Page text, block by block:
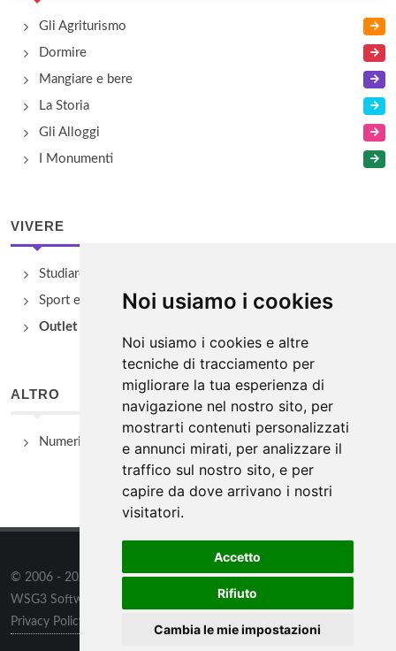
Noi usiamo i cookies
Noi usiamo i cookies e altre
tecniche di tracciamento per
migliorare la tua esperienza di
navigazione nel nostro sito, per
mostrarti contenuti personalizzati
e annunci mirati, per analizzare il
traffico sul nostro sito, e per
capire da dove arrivano i nostri
visitatori.
Accetto
Rifiuto
Cambia le mie impostazioni
Gli Agriturismo
Dormire
Mangiare e bere
La Storia
Gli Alloggi
I Monumenti
VIVERE
Studiare
Sport e Benessere
Outlet e spacci aziendali
ALTRO
Numeri Utili
© 2006 - 2026 WSG3 STUDIOtutti i diritti riservati. Powered by
WSG3 Software
Privacy Policy
Preferenze sui Cookies